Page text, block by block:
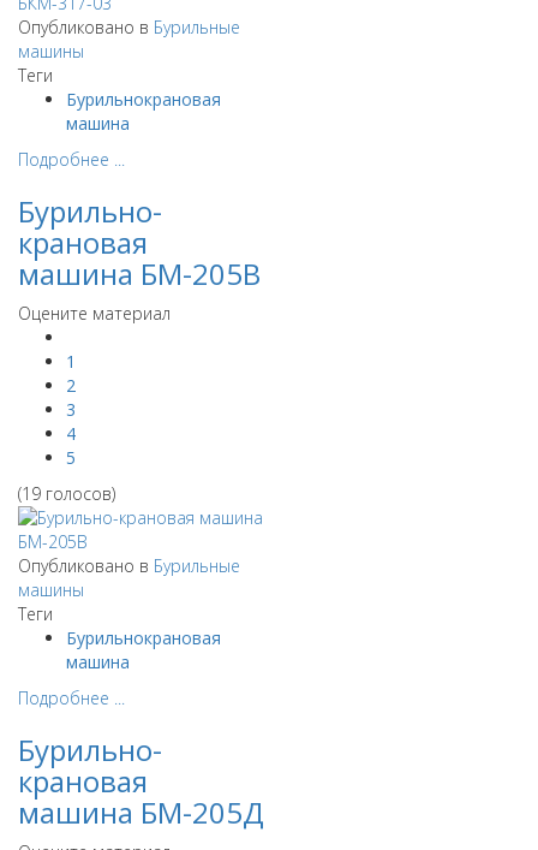
Опубликовано в Бурильные
машины
Теги
Бурильнокрановая
машина
Подробнее ...
Бурильно-
крановая
машина БМ-205В
Оцените материал
1
2
3
4
5
(19 голосов)
Опубликовано в Бурильные
машины
Теги
Бурильнокрановая
машина
Подробнее ...
Бурильно-
крановая
машина БМ-205Д